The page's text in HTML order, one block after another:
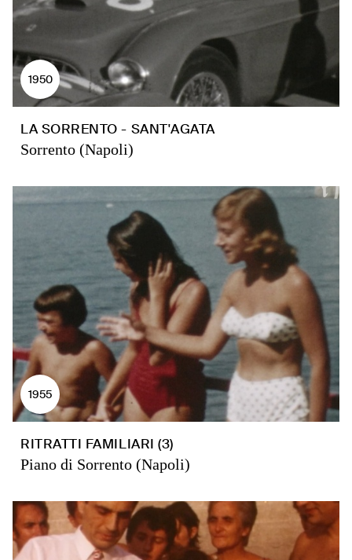
1950
LA SORRENTO - SANT'AGATA
Sorrento (Napoli)
1955
RITRATTI FAMILIARI (3)
Piano di Sorrento (Napoli)